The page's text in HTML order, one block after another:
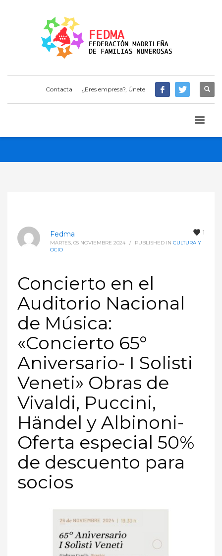
Contacta ¿Eres empresa?, Únete
1
Fedma
MARTES, 05 NOVIEMBRE 2024 / PUBLISHED IN CULTURA Y
OCIO
Concierto en el
Auditorio Nacional
de Música:
«Concierto 65°
Aniversario- I Solisti
Veneti» Obras de
Vivaldi, Puccini,
Händel y Albinoni-
Oferta especial 50%
de descuento para
socios